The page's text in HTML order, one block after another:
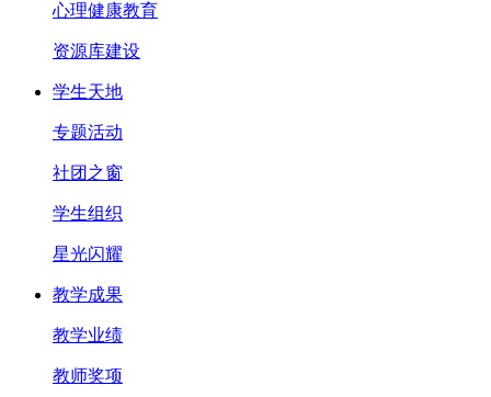
心理健康教育
资源库建设
学生天地
专题活动
社团之窗
学生组织
星光闪耀
教学成果
教学业绩
教师奖项